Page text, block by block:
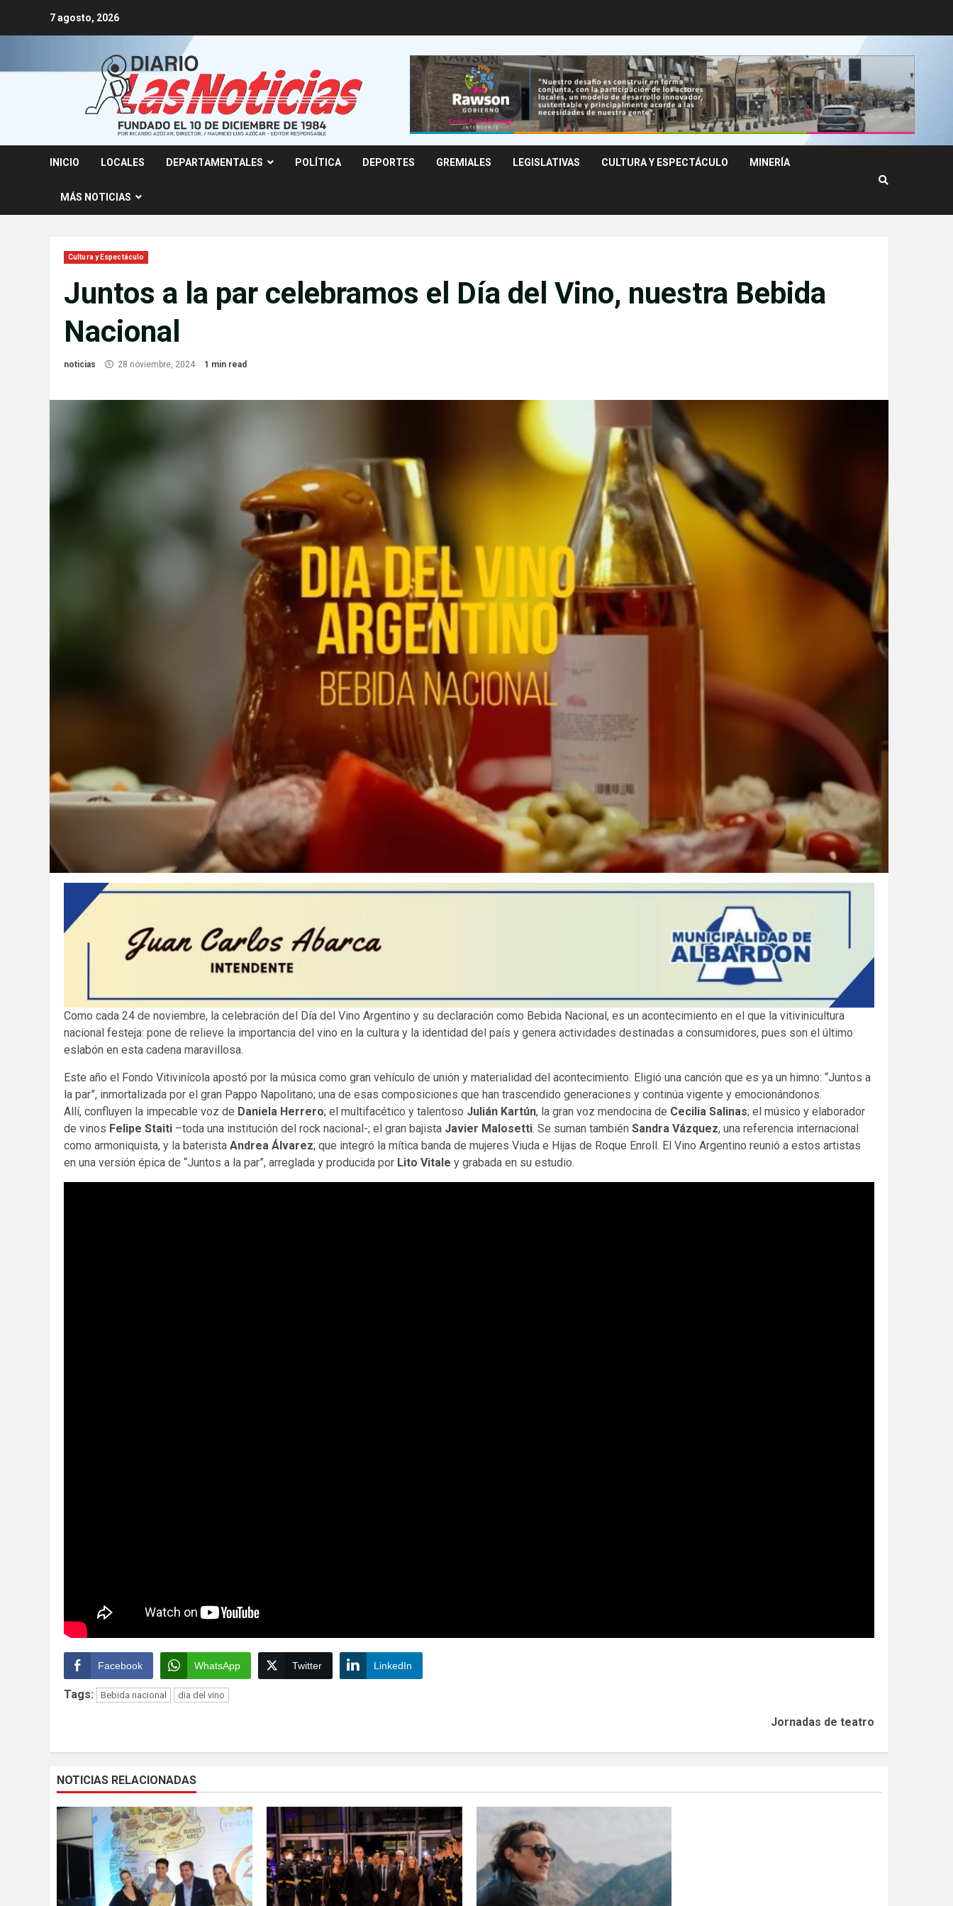
7 agosto, 2026
INICIO LOCALES DEPARTAMENTALES POLÍTICA DEPORTES GREMIALES LEGISLATIVAS CULTURA Y ESPECTÁCULO MINERÍA
MÁS NOTICIAS
Cultura y Espectáculo
Juntos a la par celebramos el Día del Vino, nuestra Bebida
Nacional
noticias 28 noviembre, 2024 1 min read
Como cada 24 de noviembre, la celebración del Día del Vino Argentino y su declaración como Bebida Nacional, es un acontecimiento en el que la vitivinicultura
nacional festeja: pone de relieve la importancia del vino en la cultura y la identidad del país y genera actividades destinadas a consumidores, pues son el último
eslabón en esta cadena maravillosa.
Este año el Fondo Vitivinícola apostó por la música como gran vehículo de unión y materialidad del acontecimiento. Eligió una canción que es ya un himno: “Juntos a
la par”, inmortalizada por el gran Pappo Napolitano; una de esas composiciones que han trascendido generaciones y continúa vigente y emocionándonos.
Allí, confluyen la impecable voz de Daniela Herrero; el multifacético y talentoso Julián Kartún, la gran voz mendocina de Cecilia Salinas; el músico y elaborador
de vinos Felipe Staiti –toda una institución del rock nacional-; el gran bajista Javier Malosetti. Se suman también Sandra Vázquez, una referencia internacional
como armoniquista, y la baterista Andrea Álvarez; que integró la mítica banda de mujeres Viuda e Hijas de Roque Enroll. El Vino Argentino reunió a estos artistas
en una versión épica de “Juntos a la par”, arreglada y producida por Lito Vitale y grabada en su estudio.
Facebook WhatsApp Twitter LinkedIn
Tags: Bebida nacional dia del vino
Jornadas de teatro
NOTICIAS RELACIONADAS